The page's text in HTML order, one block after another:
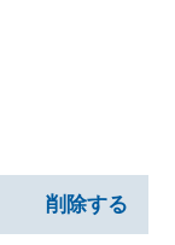
削除する